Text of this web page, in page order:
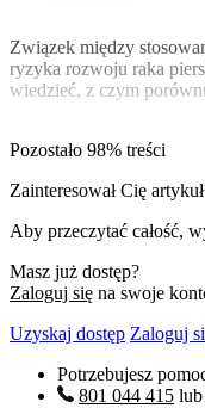
Związek między
ryzyka rozwoju raka
wiedzieć, z czym
Pozostało 98% treści
Zainteresował Cię
Aby przeczytać całość,
Masz już dostęp?
Zaloguj się na swoje
Uzyskaj dostęp Zaloguj
Potrzebujesz
801 044 415 lub